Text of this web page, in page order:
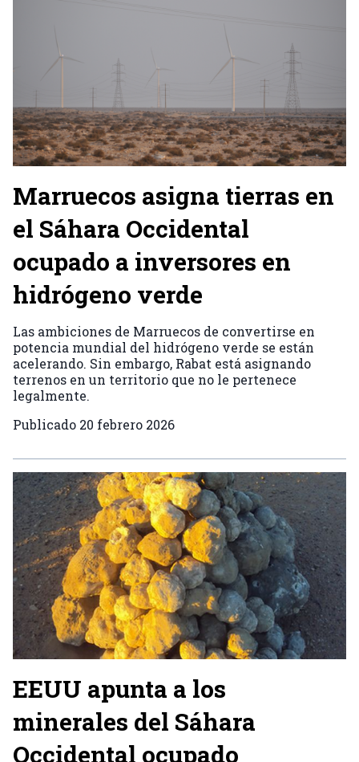
Marruecos asigna tierras en
el Sáhara Occidental
ocupado a inversores en
hidrógeno verde
Las ambiciones de Marruecos de convertirse en
potencia mundial del hidrógeno verde se están
acelerando. Sin embargo, Rabat está asignando
terrenos en un territorio que no le pertenece
legalmente.
Publicado 20 febrero 2026
EEUU apunta a los
minerales del Sáhara
Occidental ocupado